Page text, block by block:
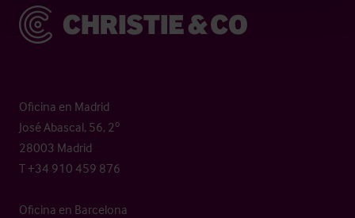
Christie & Co
Oficina en Madrid
José Abascal, 56, 2º
28003 Madrid
T +34 910 459 876
Oficina en Barcelona